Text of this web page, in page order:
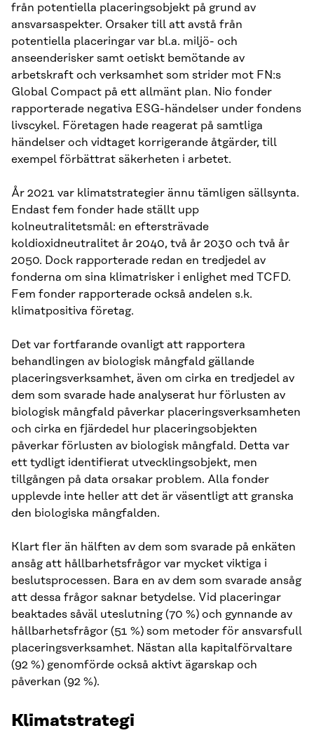
från potentiella placeringsobjekt på grund av
ansvarsaspekter. Orsaker till att avstå från
potentiella placeringar var bl.a. miljö- och
anseenderisker samt oetiskt bemötande av
arbetskraft och verksamhet som strider mot FN:s
Global Compact på ett allmänt plan. Nio fonder
rapporterade negativa ESG-händelser under fondens
livscykel. Företagen hade reagerat på samtliga
händelser och vidtaget korrigerande åtgärder, till
exempel förbättrat säkerheten i arbetet.
År 2021 var klimatstrategier ännu tämligen sällsynta.
Endast fem fonder hade ställt upp
kolneutralitetsmål: en eftersträvade
koldioxidneutralitet år 2040, två år 2030 och två år
2050. Dock rapporterade redan en tredjedel av
fonderna om sina klimatrisker i enlighet med TCFD.
Fem fonder rapporterade också andelen s.k.
klimatpositiva företag.
Det var fortfarande ovanligt att rapportera
behandlingen av biologisk mångfald gällande
placeringsverksamhet, även om cirka en tredjedel av
dem som svarade hade analyserat hur förlusten av
biologisk mångfald påverkar placeringsverksamheten
och cirka en fjärdedel hur placeringsobjekten
påverkar förlusten av biologisk mångfald. Detta var
ett tydligt identifierat utvecklingsobjekt, men
tillgången på data orsakar problem. Alla fonder
upplevde inte heller att det är väsentligt att granska
den biologiska mångfalden.
Klart fler än hälften av dem som svarade på enkäten
ansåg att hållbarhetsfrågor var mycket viktiga i
beslutsprocessen. Bara en av dem som svarade ansåg
att dessa frågor saknar betydelse. Vid placeringar
beaktades såväl uteslutning (70 %) och gynnande av
hållbarhetsfrågor (51 %) som metoder för ansvarsfull
placeringsverksamhet. Nästan alla kapitalförvaltare
(92 %) genomförde också aktivt ägarskap och
påverkan (92 %).
Klimatstrategi